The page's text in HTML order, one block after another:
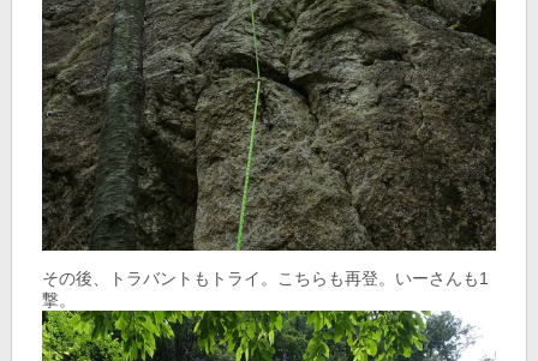
その後、トラバントもトライ。こちらも再登。いーさんも1
撃。